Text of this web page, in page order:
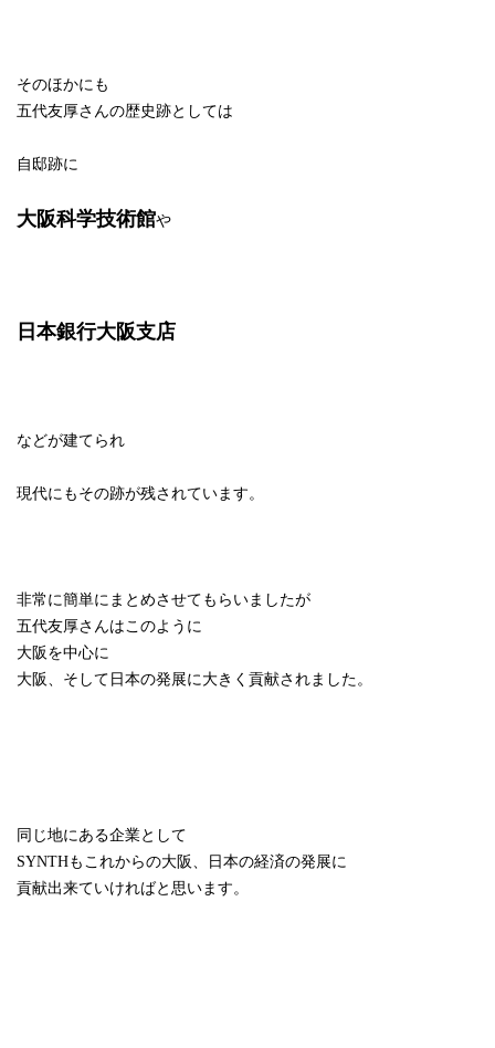
そのほかにも
五代友厚さんの歴史跡としては
自邸跡に
大阪科学技術館や
日本銀行大阪支店
などが建てられ
現代にもその跡が残されています。
非常に簡単にまとめさせてもらいましたが
五代友厚さんはこのように
大阪を中心に
大阪、そして日本の発展に大きく貢献されました。
同じ地にある企業として
SYNTHもこれからの大阪、日本の経済の発展に
貢献出来ていければと思います。